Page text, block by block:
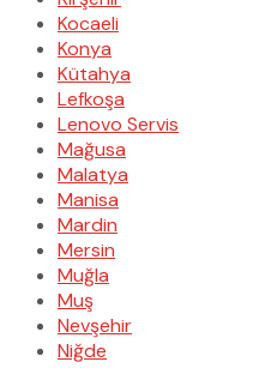
Kocaeli
Konya
Kütahya
Lefkoşa
Lenovo Servis
Mağusa
Malatya
Manisa
Mardin
Mersin
Muğla
Muş
Nevşehir
Niğde